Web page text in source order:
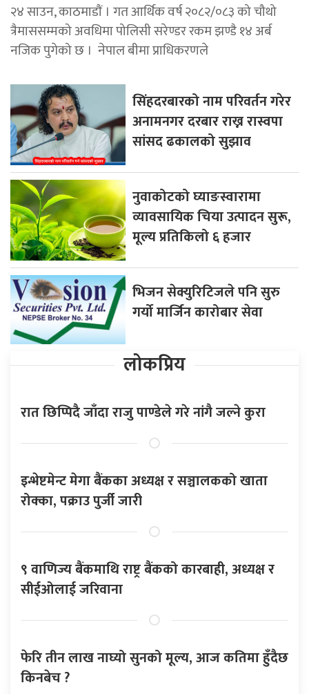
२४ साउन, काठमाडाैं । गत आर्थिक वर्ष २०८२/०८३ को चौथो
त्रैमाससम्मको अवधिमा पोलिसी सरेण्डर रकम झण्डै १४ अर्ब
नजिक पुगेको छ । नेपाल बीमा प्राधिकरणले
सिंहदरबारको नाम परिवर्तन गरेर
अनामनगर दरबार राख्न रास्वपा
सांसद ढकालको सुझाव
नुवाकोटको घ्याङस्वारामा
व्यावसायिक चिया उत्पादन सुरू,
मूल्य प्रतिकिलो ६ हजार
भिजन सेक्युरिटिजले पनि सुरु
गर्यो मार्जिन कारोबार सेवा
लोकप्रिय
रात छिप्पिदै जाँदा राजु पाण्डेले गरे नांगै जल्ने कुरा
इन्भेष्टमेन्ट मेगा बैंकका अध्यक्ष र सञ्चालकको खाता
रोक्का, पक्राउ पुर्जी जारी
९ वाणिज्य बैंकमाथि राष्ट्र बैंकको कारबाही, अध्यक्ष र
सीईओलाई जरिवाना
फेरि तीन लाख नाघ्यो सुनको मूल्य, आज कतिमा हुँदैछ
किनबेच ?